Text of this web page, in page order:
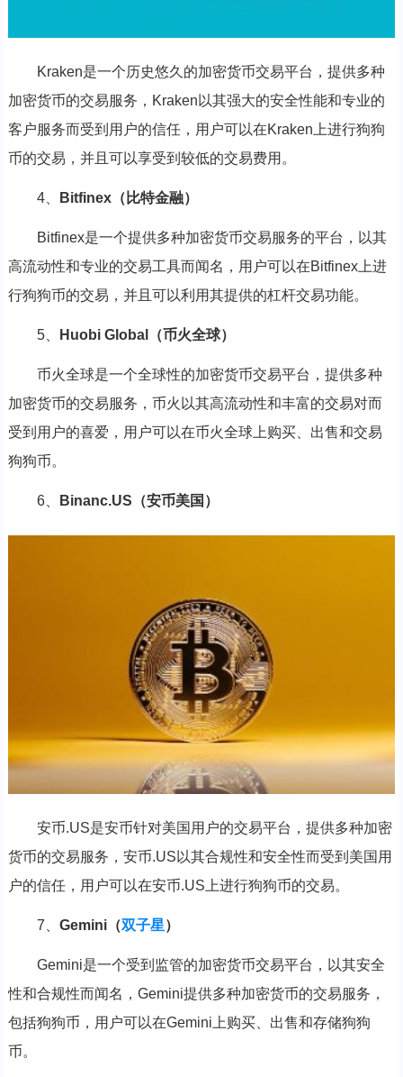
Kraken是一个历史悠久的加密货币交易平台，提供多种
加密货币的交易服务，Kraken以其强大的安全性能和专业的
客户服务而受到用户的信任，用户可以在Kraken上进行狗狗
币的交易，并且可以享受到较低的交易费用。
4、 Bitfinex（比特金融）
Bitfinex是一个提供多种加密货币交易服务的平台，以其
高流动性和专业的交易工具而闻名，用户可以在Bitfinex上进
行狗狗币的交易，并且可以利用其提供的杠杆交易功能。
5、 Huobi Global（币火全球）
币火全球是一个全球性的加密货币交易平台，提供多种
加密货币的交易服务，币火以其高流动性和丰富的交易对而
受到用户的喜爱，用户可以在币火全球上购买、出售和交易
狗狗币。
6、 Binanc.US（安币美国）
安币.US是安币针对美国用户的交易平台，提供多种加密
货币的交易服务，安币.US以其合规性和安全性而受到美国用
户的信任，用户可以在安币.US上进行狗狗币的交易。
7、 Gemini（双子星）
Gemini是一个受到监管的加密货币交易平台，以其安全
性和合规性而闻名，Gemini提供多种加密货币的交易服务，
包括狗狗币，用户可以在Gemini上购买、出售和存储狗狗
币。